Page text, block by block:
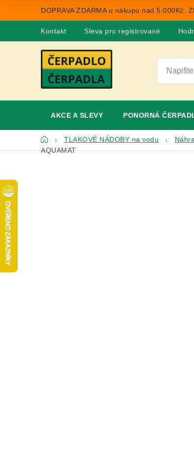
DOPRAVA ZDARMA u nákupu nad 5.000Kč.
Kontakt Sleva pro registrované
AKCE A SLEVY PONORNÁ
DomůTLAKOVÉ NÁDOBY na vodu
AQUAMAT